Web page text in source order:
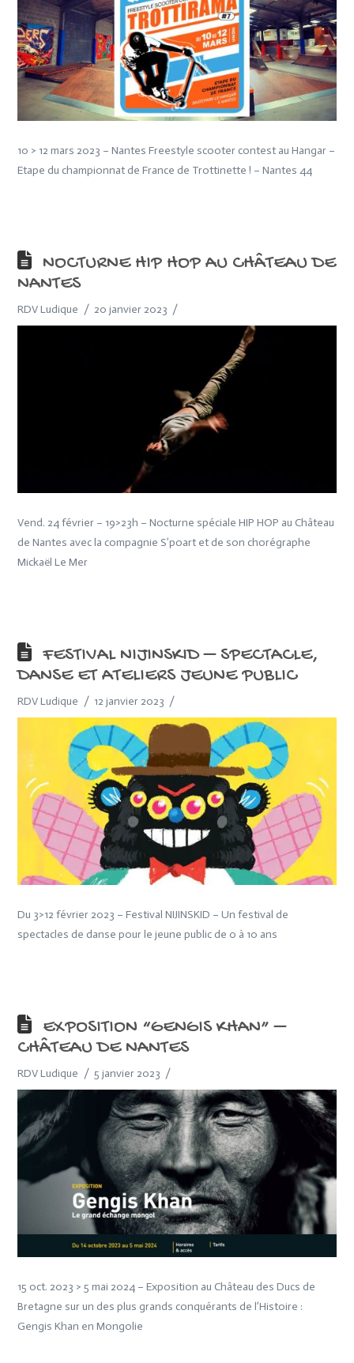
10 > 12 mars 2023 – Nantes Freestyle scooter contest au Hangar –
Etape du championnat de France de Trottinette ! – Nantes 44
NOCTURNE HIP HOP AU CHÂTEAU DE
NANTES
RDV Ludique 20 janvier 2023
Vend. 24 février – 19>23h – Nocturne spéciale HIP HOP au Château
de Nantes avec la compagnie S’poart et de son chorégraphe
Mickaël Le Mer
FESTIVAL NIJINSKID – SPECTACLE,
DANSE ET ATELIERS JEUNE PUBLIC
RDV Ludique 12 janvier 2023
Du 3>12 février 2023 – Festival NIJINSKID – Un festival de
spectacles de danse pour le jeune public de 0 à 10 ans
EXPOSITION “GENGIS KHAN” –
CHÂTEAU DE NANTES
RDV Ludique 5 janvier 2023
15 oct. 2023 > 5 mai 2024 – Exposition au Château des Ducs de
Bretagne sur un des plus grands conquérants de l’Histoire :
Gengis Khan en Mongolie